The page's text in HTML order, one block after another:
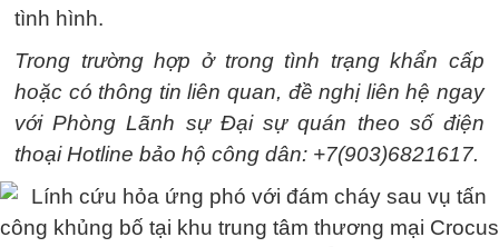
tình hình.
Trong trường hợp ở trong tình trạng khẩn cấp
hoặc có thông tin liên quan, đề nghị liên hệ ngay
với Phòng Lãnh sự Đại sự quán theo số điện
thoại Hotline bảo hộ công dân: +7(903)6821617.